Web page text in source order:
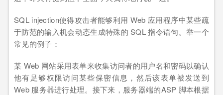
SQL injection使得攻击者能够利用 Web 应用程序中某些疏
于防范的输入机会动态生成特殊的 SQL 指令语句。举一个
常见的例子：
某 Web 网站采用表单来收集访问者的用户名和密码以确认
他有足够权限访问某些保密信息，然后该表单被发送到
Web 服务器进行处理。接下来，服务器端的ASP 脚本根据